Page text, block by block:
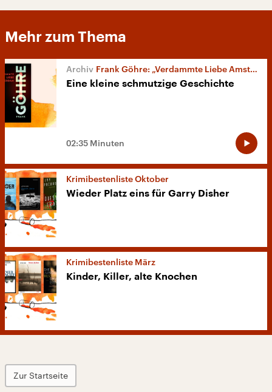
Mehr zum Thema
Frank Göhre: „Verdammte Liebe Amsterdam“
Eine kleine schmutzige Geschichte
02:35 Minuten
Krimibestenliste Oktober
Wieder Platz eins für Garry Disher
Krimibestenliste März
Kinder, Killer, alte Knochen
Zur Startseite